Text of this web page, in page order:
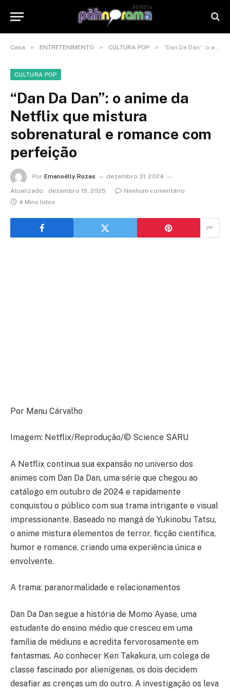
Casa » ENTRETENIMENTO » CULTURA POP » “Dan Da Dan”: o anime da Netflix que mistura sobrenatural e romance com perfeição
CULTURA POP
“Dan Da Dan”: o anime da
Netflix que mistura
sobrenatural e romance com
perfeição
Por Emanoélly Rozas
dezembro 31, 2024
Atualizado:
dezembro 19, 2025
Nenhum comentário
4 Mins lidos
Por Manu Cárvalho
Imagem: Netflix/Reprodução/© Science SARU
A Netflix continua sua expansão no universo dos
animes com Dan Da Dan, uma série que chegou ao
catálogo em outubro de 2024 e rapidamente
conquistou o público com sua trama intrigante e visual
impressionante. Baseado no mangá de Yukinobu Tatsu,
o anime mistura elementos de terror, ficção científica,
humor e romance, criando uma experiência única e
envolvente.
A trama: paranormalidade e relacionamentos
Dan Da Dan segue a história de Momo Ayase, uma
estudante do ensino médio que cresceu em uma
família de médiuns e acredita fervorosamente em
fantasmas. Ao conhecer Ken Takakura, um colega de
classe fascinado por alienígenas, os dois decidem
desafiar as crenças um do outro. A investigação os leva